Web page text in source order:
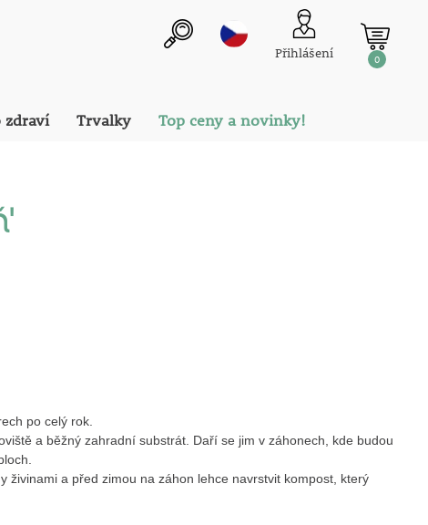
Přihlášení 0
zdraví Trvalky Top ceny a novinky!
po celý rok.
a běžný zahradní substrát. Daří se jim v záhonech, kde budou
živinami a před zimou na záhon lehce navrstvit kompost, který